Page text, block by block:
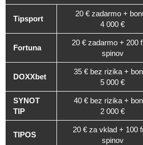
Tipsport
20 € zadarmo +
4 000 €
Fortuna
20 € zadarmo + 200
spinov
DOXXbet
35 € bez rizika +
5 000 €
SYNOT
TIP
40 € bez rizika +
2 000 €
TIPOS
20 € za vklad + 100
spinov